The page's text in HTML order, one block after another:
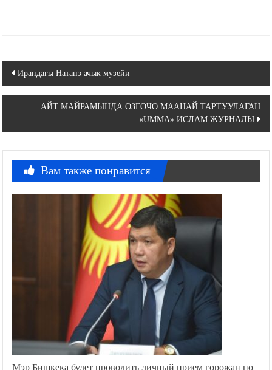
Навигация
по
записям
Ирандагы Натанз ачык музейи
АЙТ МАЙРАМЫНДА ӨЗГӨЧӨ МААНАЙ ТАРТУУЛАГАН
«UMMA» ИСЛАМ ЖУРНАЛЫ
Вам также понравится
Мэр Бишкека будет проводить личный прием горожан по